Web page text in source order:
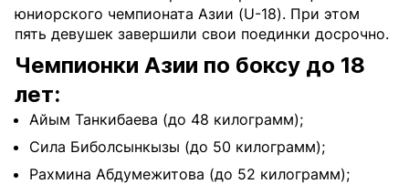
юниорского чемпионата Азии (U-18). При этом
пять девушек завершили свои поединки досрочно.
Чемпионки Азии по боксу до 18
лет:
Айым Танкибаева (до 48 килограмм);
Сила Биболсынкызы (до 50 килограмм);
Рахмина Абдумежитова (до 52 килограмм);